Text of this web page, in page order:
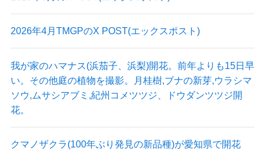
2026年4月TMGPのX POST(エックスポスト)
我が家のハマナス(浜茄子、浜梨)開花。前年よりも15日早
い。その他庭の植物を撮影。月桂樹,ブナの新芽,ウラシマ
ソウ,ムサシアブミ,紀州コメツツジ、ドウダンツツジ開
花。
クマノザクラ(100年ぶり発見の新品種)が愛知県で開花